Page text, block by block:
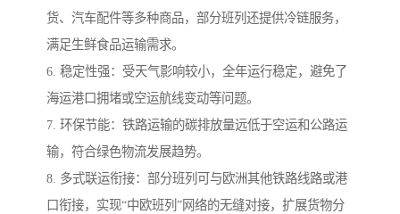
货、汽车配件等多种商品，部分班列还提供冷链服务，
满足生鲜食品运输需求。
6. 稳定性强：受天气影响较小，全年运行稳定，避免了
海运港口拥堵或空运航线变动等问题。
7. 环保节能：铁路运输的碳排放量远低于空运和公路运
输，符合绿色物流发展趋势。
8. 多式联运衔接：部分班列可与欧洲其他铁路线路或港
口衔接，实现“中欧班列”网络的无缝对接，扩展货物分